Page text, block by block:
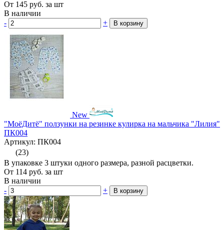
От 145 руб. за шт
В наличии
-
+ В корзину
New
"МоёДитё" ползунки на резинке кулирка на мальчика "Лилия"
ПК004
Артикул: ПК004
(23)
В упаковке 3 штуки одного размера, разной расцветки.
От 114 руб. за шт
В наличии
-
+ В корзину